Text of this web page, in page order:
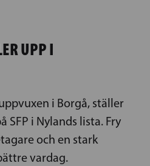
UPP I
i Borgå, ställer
SFP i Nylands lista. Fry
och en stark
vardag.